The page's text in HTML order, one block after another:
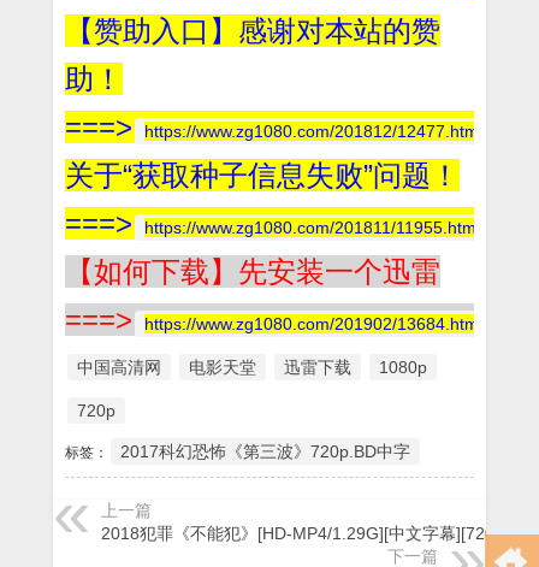
【赞助入口】感谢对本站的赞
助！
===>
https://www.zg1080.com/201812/12477.html
关于“获取种子信息失败”问题！
===>
https://www.zg1080.com/201811/11955.html
【如何下载】先安装一个迅雷
===>
https://www.zg1080.com/201902/13684.html
中国高清网 电影天堂 迅雷下载 1080p
720p
标签： 2017科幻恐怖《第三波》720p.BD中字
上一篇
2018犯罪《不能犯》[HD-MP4/1.29G][中文字幕][720P]
下一篇